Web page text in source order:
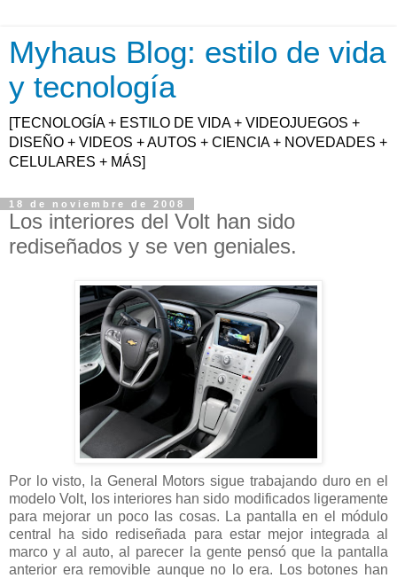
Myhaus Blog: estilo de vida
y tecnología
[TECNOLOGÍA + ESTILO DE VIDA + VIDEOJUEGOS +
DISEÑO + VIDEOS + AUTOS + CIENCIA + NOVEDADES +
CELULARES + MÁS]
18 de noviembre de 2008
Los interiores del Volt han sido
rediseñados y se ven geniales.
Por lo visto, la General Motors sigue trabajando duro en el
modelo Volt, los interiores han sido modificados ligeramente
para mejorar un poco las cosas. La pantalla en el módulo
central ha sido rediseñada para estar mejor integrada al
marco y al auto, al parecer la gente pensó que la pantalla
anterior era removible aunque no lo era. Los botones han